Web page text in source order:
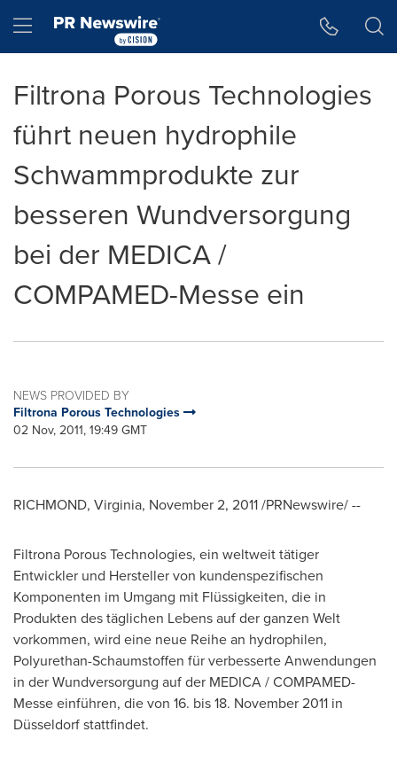
Hamburger menu
Filtrona Porous Technologies
führt neuen hydrophile
Schwammprodukte zur
besseren Wundversorgung
bei der MEDICA /
COMPAMED-Messe ein
NEWS PROVIDED BY
Filtrona Porous Technologies
02 Nov, 2011, 19:49 GMT
RICHMOND, Virginia, November 2, 2011/PRNewswire/ --
Filtrona Porous Technologies, ein weltweit tätiger
Entwickler und Hersteller von kundenspezifischen
Komponenten im Umgang mit Flüssigkeiten, die in
Produkten des täglichen Lebens auf der ganzen Welt
vorkommen, wird eine neue Reihe an hydrophilen,
Polyurethan-Schaumstoffen für verbesserte Anwendungen
in der Wundversorgung aufder MEDICA/ COMPAMED-
Messe einführen, die von 16. bis 18. November 2011 in
Düsseldorf stattfindet.